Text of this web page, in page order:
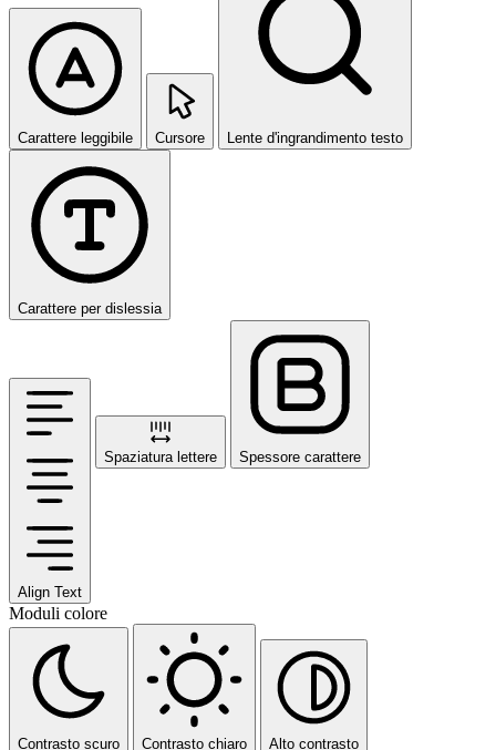
Carattere leggibile Cursore Lente d'ingrandimento testo
Carattere per dislessia
Align Text
Spaziatura lettere Spessore carattere
Moduli colore
Contrasto scuro Contrasto chiaro Alto contrasto